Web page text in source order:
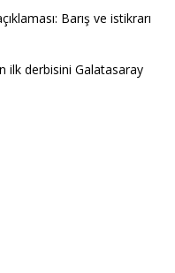
Barış ve istikrarı
ilk derbisini Galatasaray